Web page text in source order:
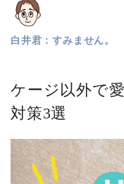
白井君：すみません。
ケージ以外で
対策3選